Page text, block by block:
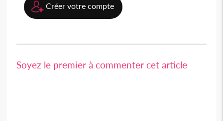
Créer votre compte
Soyez le premier à commenter cet article